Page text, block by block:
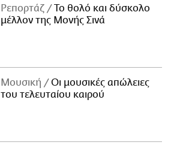
Ρεπορτάζ
Το θολό και δύσκολο
μέλλον της Μονής Σινά
Μουσική
Οι μουσικές απώλειες
του τελευταίου καιρού